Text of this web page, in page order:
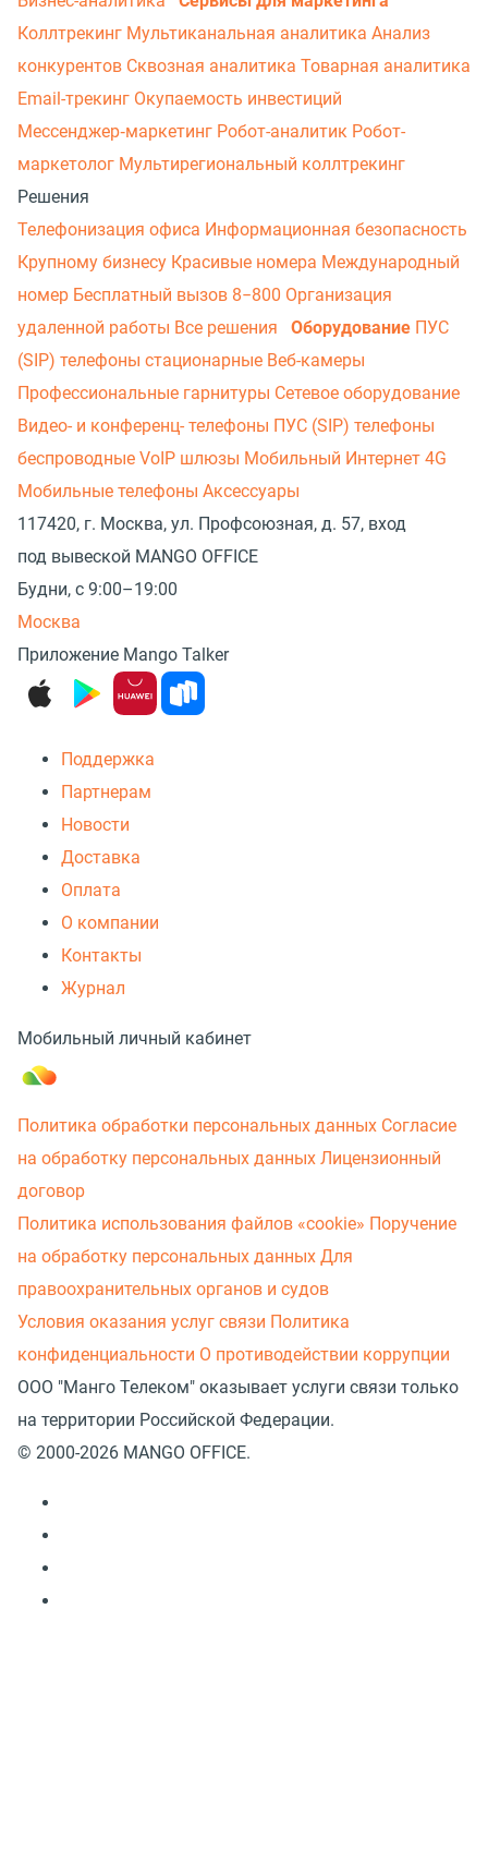
Коллтрекинг Мультиканальная аналитика Анализ
конкурентов Сквозная аналитика Товарная аналитика
Email-трекинг Окупаемость инвестиций
Мессенджер‑маркетинг Робот-аналитик Робот-
маркетолог Мультирегиональный коллтрекинг
Решения
Телефонизация офиса Информационная безопасность
Крупному бизнесу Красивые номера Международный
номер Бесплатный вызов 8−800 Организация
удаленной работы Все решения Оборудование ПУС
(SIP) телефоны стационарные Веб-камеры
Профессиональные гарнитуры Сетевое оборудование
Видео- и конференц- телефоны ПУС (SIP) телефоны
беспроводные VoIP шлюзы Мобильный Интернет 4G
Мобильные телефоны Аксессуары
117420, г. Москва, ул. Профсоюзная, д. 57, вход
под вывеской MANGO OFFICE
Будни, с 9:00–19:00
Москва
Приложение Mango Talker
Поддержка
Партнерам
Новости
Доставка
Оплата
О компании
Контакты
Журнал
Мобильный личный кабинет
Политика обработки персональных данных Согласие
на обработку персональных данных Лицензионный
договор
Политика использования файлов «cookie» Поручение
на обработку персональных данных Для
правоохранительных органов и судов
Условия оказания услуг связи Политика
конфиденциальности О противодействии коррупции
ООО "Манго Телеком" оказывает услуги связи только
на территории Российской Федерации.
© 2000-2026 MANGO OFFICE.